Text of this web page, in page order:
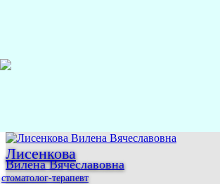
Лисенкова
Вилена Вячеславовна
стоматолог-терапевт